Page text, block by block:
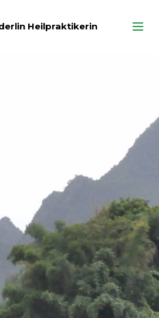
Heilpraktikerin